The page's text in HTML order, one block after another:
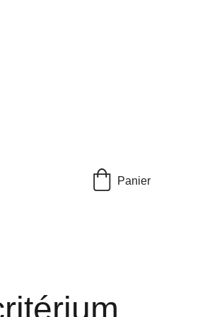
Panier